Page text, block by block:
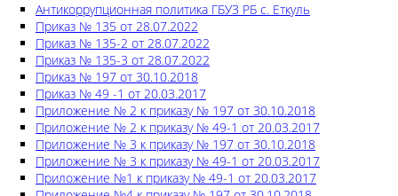
Антикоррупционная политика ГБУЗ РБ с. Еткуль
Приказ № 135 от 28.07.2022
Приказ № 135-2 от 28.07.2022
Приказ № 135-3 от 28.07.2022
Приказ № 197 от 30.10.2018
Приказ № 49 -1 от 20.03.2017
Приложение № 2 к приказу № 197 от 30.10.2018
Приложение № 2 к приказу № 49-1 от 20.03.2017
Приложение № 3 к приказу № 197 от 30.10.2018
Приложение № 3 к приказу № 49-1 от 20.03.2017
Приложение №1 к приказу № 49-1 от 20.03.2017